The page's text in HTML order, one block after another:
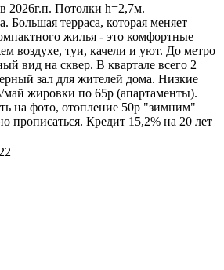
Потолки h=2,7м.
Большая терраса, которая меняет
жилья - это комфортные
воздухе, туи, качели и уют. До метро
вид на сквер. В квартале всего 2
зал для жителей дома. Низкие
май жировки по 65р (апартаменты).
на фото, отопление 50р "зимним"
прописаться. Кредит 15,2% на 20 лет